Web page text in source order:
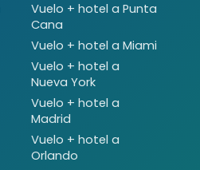
Vuelo + hotel a Punta
Cana
Vuelo + hotel a Miami
Vuelo + hotel a
Nueva York
Vuelo + hotel a
Madrid
Vuelo + hotel a
Orlando